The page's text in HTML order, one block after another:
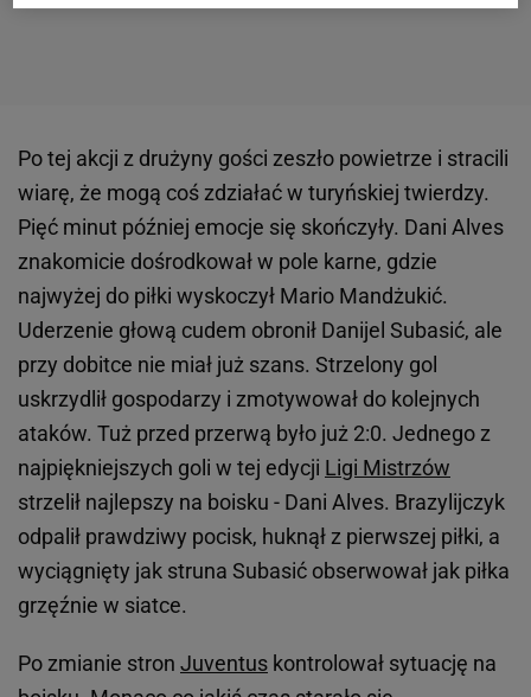
Po tej akcji z drużyny gości zeszło powietrze i stracili
wiarę, że mogą coś zdziałać w turyńskiej twierdzy.
Pięć minut później emocje się skończyły. Dani Alves
znakomicie dośrodkował w pole karne, gdzie
najwyżej do piłki wyskoczył Mario Mandżukić.
Uderzenie głową cudem obronił Danijel Subasić, ale
przy dobitce nie miał już szans. Strzelony gol
uskrzydlił gospodarzy i zmotywował do kolejnych
ataków. Tuż przed przerwą było już 2:0. Jednego z
najpiękniejszych goli w tej edycji Ligi Mistrzów
strzelił najlepszy na boisku - Dani Alves. Brazylijczyk
odpalił prawdziwy pocisk, huknął z pierwszej piłki, a
wyciągnięty jak struna Subasić obserwował jak piłka
grzęźnie w siatce.
Po zmianie stron Juventus kontrolował sytuację na